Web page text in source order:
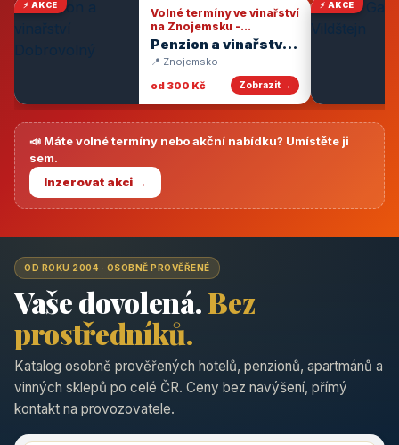
⚡ AKCE
Volné termíny ve vinařství
na Znojemsku -
degustace vín
Penzion a vinařství
Dobrovolný
📍 Znojemsko
od 300 Kč
Zobrazit →
⚡ AKCE
📣 Máte volné termíny nebo akční nabídku? Umístěte ji
sem.
Inzerovat akci →
OD ROKU 2004 · OSOBNĚ PROVĚŘENÉ
Vaše dovolená.Bez
prostředníků.
Katalog osobně prověřených hotelů, penzionů, apartmánů a
vinných sklepů po celé ČR. Ceny bez navýšení, přímý
kontakt na provozovatele.